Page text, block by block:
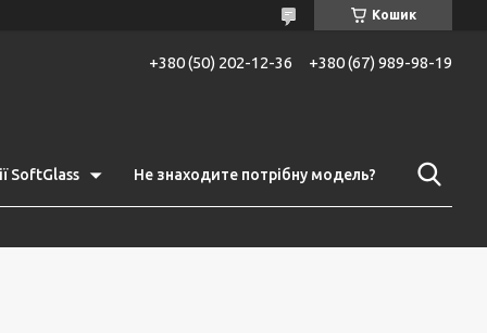
Кошик
+380 (50) 202-12-36 +380 (67) 989-98-19
SoftGlass Не знаходите потрібну модель?